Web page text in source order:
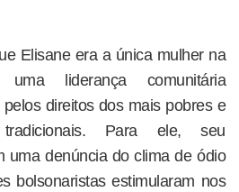
Elisane era a única mulher na
uma liderança comunitária
direitos dos mais pobres e
Para ele, seu
uma denúncia do clima de ódio
bolsonaristas estimularam nos